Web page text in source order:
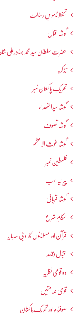
تحفظ ناموسِ رسالت
گوشہ اقبال
حضرت سلطان سید محمد بہادرعلی شاہ
تذکرہ
تحریکِ پاکستان نمبر
گوشہ سیدالشھداء
گوشہ تصوف
گوشہ غوث الاعظم
فلسطین نمبر
پیرایہ ادب
گوشہ قربانی
احکامِ شرع
قرآن اور مسلمانوں کا ادبی سرمایہ
اقبال و قائد
دو قومی نظریہ
قومی علامتیں
صوفیاء اور تحریک ِپاکستان